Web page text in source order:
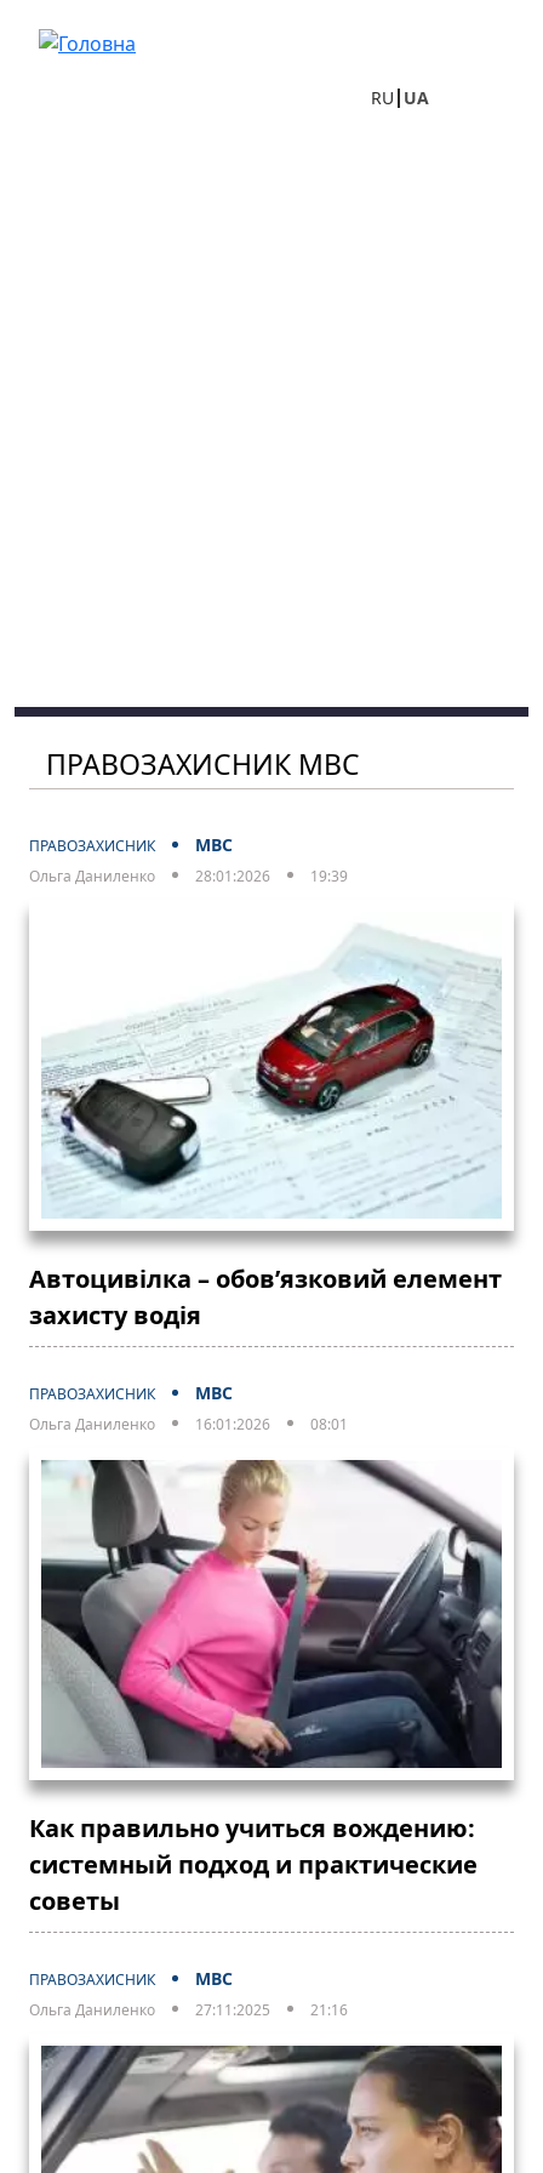
RU UA
ПРАВОЗАХИСНИК МВС
ПРАВОЗАХИСНИК МВС
Ольга Даниленко 28:01:2026 19:39
Автоцивілка – обов’язковий елемент
захисту водія
ПРАВОЗАХИСНИК МВС
Ольга Даниленко 16:01:2026 08:01
Как правильно учиться вождению:
системный подход и практические
советы
ПРАВОЗАХИСНИК МВС
Ольга Даниленко 27:11:2025 21:16